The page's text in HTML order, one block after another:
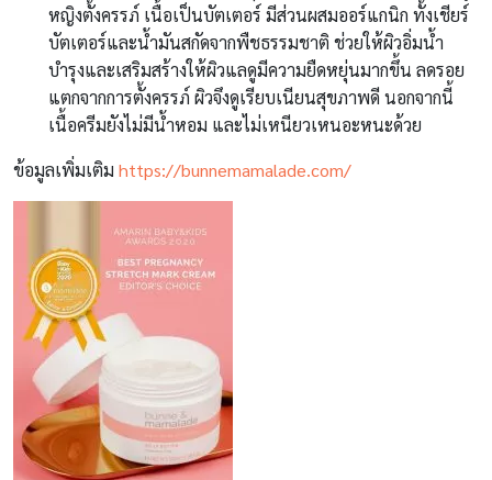
หญิงตั้งครรภ์ เนื้อเป็นบัตเตอร์ มีส่วนผสมออร์แกนิก ทั้งเชียร์
บัตเตอร์และน้ำมันสกัดจากพืชธรรมชาติ ช่วยให้ผิวอิ่มน้ำ
บำรุงและเสริมสร้างให้ผิวแลดูมีความยืดหยุ่นมากขึ้น ลดรอย
แตกจากการตั้งครรภ์ ผิวจึงดูเรียบเนียนสุขภาพดี นอกจากนี้
เนื้อครีมยังไม่มีน้ำหอม และไม่เหนียวเหนอะหนะด้วย
ข้อมูลเพิ่มเติม https://bunnemamalade.com/